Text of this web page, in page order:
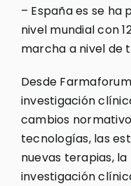
– España es se ha
nivel mundial con
marcha a nivel de
Desde
investigación
cambios
tecnologías, las
nuevas terapias,
investigación